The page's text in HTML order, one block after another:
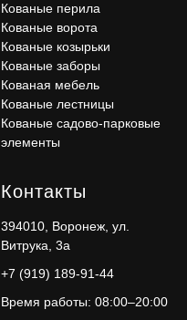
Кованые перила
Кованые ворота
Кованые козырьки
Кованые заборы
Кованая мебель
Кованые лестницы
Кованые садово-парковые
элементы
Контакты
394010, Воронеж, ул.
Витрука, 3а
+7 (919) 189-91-44
Время работы: 08:00–20:00